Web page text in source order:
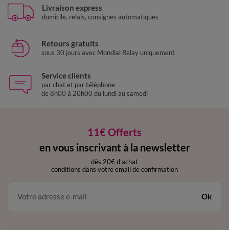
Livraison express
domicile, relais, consignes automatiques
Retours gratuits
sous 30 jours avec Mondial Relay uniquement
Service clients
par chat et par téléphone
de 8h00 à 20h00 du lundi au samedi
11€ Offerts
en vous inscrivant à la newsletter
dès 20€ d’achat
conditions dans votre email de confirmation
Ok